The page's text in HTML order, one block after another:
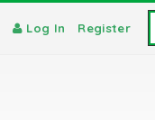
Log In Register